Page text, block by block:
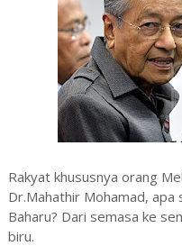
Rakyat khususnya orang
Dr.Mahathir Mohamad, apa
Baharu? Dari semasa ke
biru.